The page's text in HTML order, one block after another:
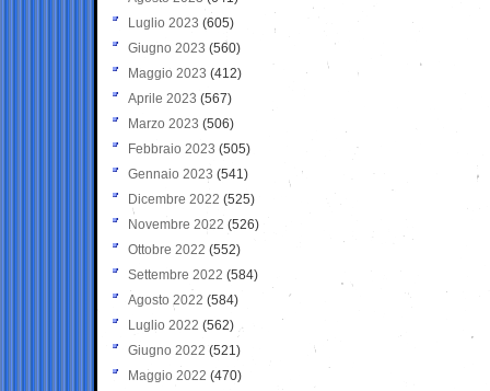
Luglio 2023 (605)
Giugno 2023 (560)
Maggio 2023 (412)
Aprile 2023 (567)
Marzo 2023 (506)
Febbraio 2023 (505)
Gennaio 2023 (541)
Dicembre 2022 (525)
Novembre 2022 (526)
Ottobre 2022 (552)
Settembre 2022 (584)
Agosto 2022 (584)
Luglio 2022 (562)
Giugno 2022 (521)
Maggio 2022 (470)